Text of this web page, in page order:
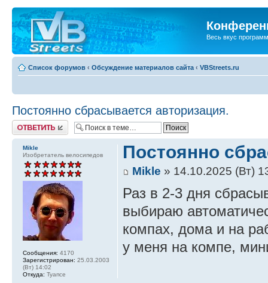
Весь вкус
Список форумов ‹ Обсуждение материалов сайта ‹ VBStreets.ru
Постоянно сбрасывается авторизация.
Ответить
Mikle
Изобретатель велосипедов
Сообщения: 4170
Зарегистрирован: 25.03.2003
(Вт) 14:02
Откуда: Туапсе
Постоянно
Mikle » 14.10.2025 (Вт)
Раз в 2-3 дня
выбираю
компах, дома и на
у меня на компе,